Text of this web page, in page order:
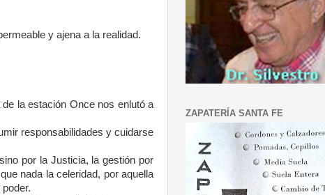
y ajena a la realidad.
la estación Once nos enlutó a
responsabilidades y cuidarse
por la Justicia, la gestión por
nada la celeridad, por aquella
ZAPATERÍA SANTA FE